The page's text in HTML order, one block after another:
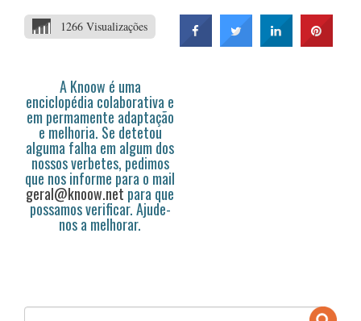
1266 Visualizações
A Knoow é uma
enciclopédia colaborativa e
em permamente adaptação
e melhoria. Se detetou
alguma falha em algum dos
nossos verbetes, pedimos
que nos informe para o mail
geral@knoow.net para que
possamos verificar. Ajude-
nos a melhorar.